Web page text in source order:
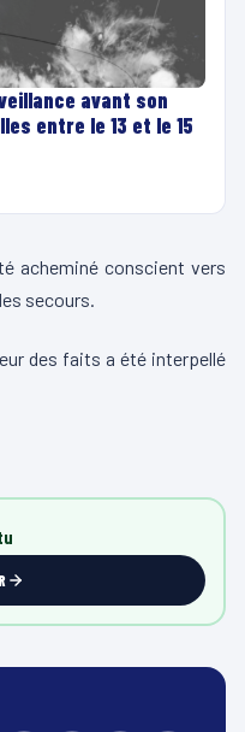
avant son
entre le 13 et le 15
acheminé conscient vers
secours.
des faits a été interpellé